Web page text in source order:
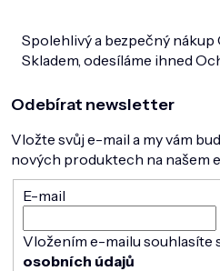
Spolehlivý a bezpečný nákup
Skladem, odesíláme ihned
Odebírat newsletter
Vložte svůj e-mail a my vám
nových produktech na našem
E-mail
Vložením e-mailu souhlasíte
osobních údajů